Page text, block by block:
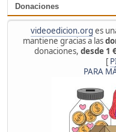
Donaciones
videoedicion.org es
mantiene gracias a las
donaciones, desde 1
[
PARA